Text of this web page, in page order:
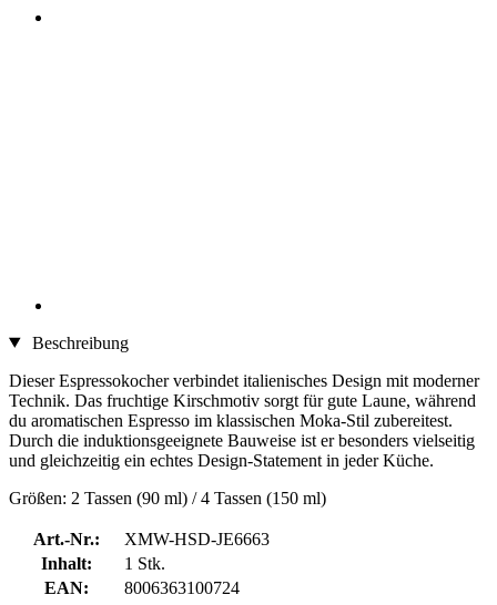
Beschreibung
Dieser Espressokocher verbindet italienisches Design mit moderner
Technik. Das fruchtige Kirschmotiv sorgt für gute Laune, während
du aromatischen Espresso im klassischen Moka-Stil zubereitest.
Durch die induktionsgeeignete Bauweise ist er besonders vielseitig
und gleichzeitig ein echtes Design-Statement in jeder Küche.
Größen: 2 Tassen (90 ml) / 4 Tassen (150 ml)
Art.-Nr.:
XMW-HSD-JE6663
Inhalt:
1 Stk.
EAN:
8006363100724